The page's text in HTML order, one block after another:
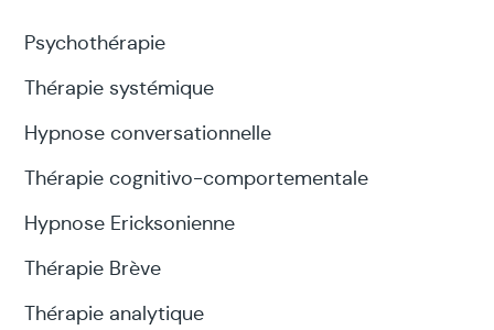
Psychothérapie
Thérapie systémique
Hypnose conversationnelle
Thérapie cognitivo-comportementale
Hypnose Ericksonienne
Thérapie Brève
Thérapie analytique